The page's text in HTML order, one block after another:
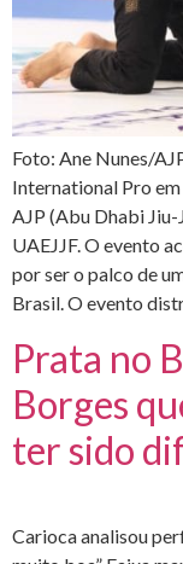
Foto: Ane Nunes/
International Pro
AJP (Abu Dhabi Jiu-
UAEJJF. O evento
por ser o palco de
Brasil. O evento
Prata no
Borges
ter sido
Carioca analisou